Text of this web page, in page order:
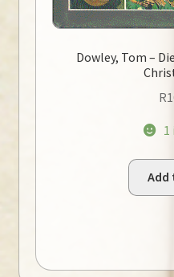
Dowley, Tom –
R
1
Add